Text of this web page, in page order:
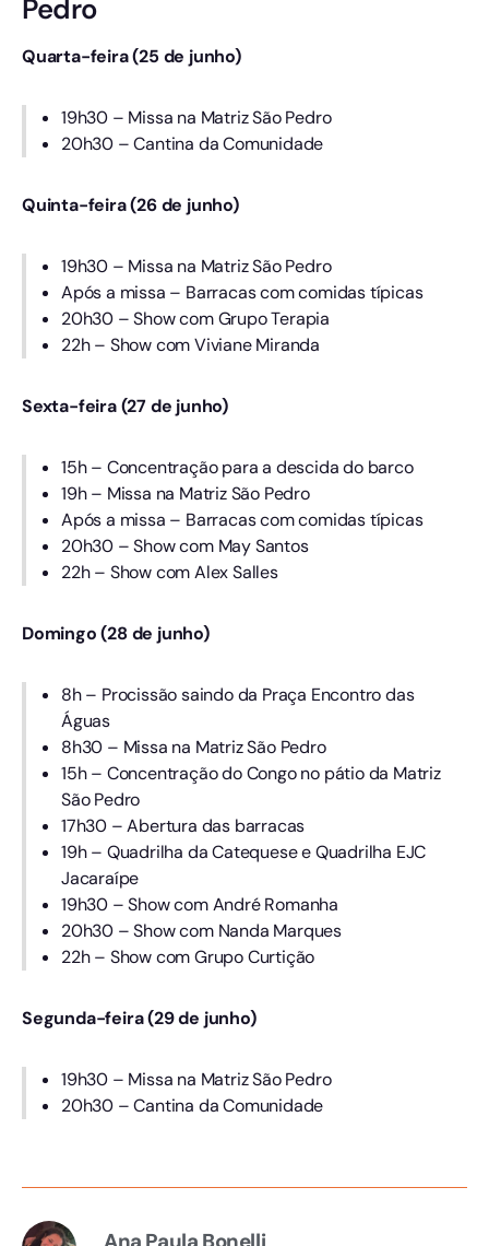
Pedro
Quarta-feira (25 de junho)
19h30 – Missa na Matriz São Pedro
20h30 – Cantina da Comunidade
Quinta-feira (26 de junho)
19h30 – Missa na Matriz São Pedro
Após a missa – Barracas com comidas típicas
20h30 – Show com Grupo Terapia
22h – Show com Viviane Miranda
Sexta-feira (27 de junho)
15h – Concentração para a descida do barco
19h – Missa na Matriz São Pedro
Após a missa – Barracas com comidas típicas
20h30 – Show com May Santos
22h – Show com Alex Salles
Domingo (28 de junho)
8h – Procissão saindo da Praça Encontro das
Águas
8h30 – Missa na Matriz São Pedro
15h – Concentração do Congo no pátio da Matriz
São Pedro
17h30 – Abertura das barracas
19h – Quadrilha da Catequese e Quadrilha EJC
Jacaraípe
19h30 – Show com André Romanha
20h30 – Show com Nanda Marques
22h – Show com Grupo Curtição
Segunda-feira (29 de junho)
19h30 – Missa na Matriz São Pedro
20h30 – Cantina da Comunidade